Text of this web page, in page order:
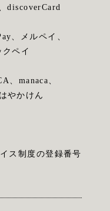
discoverCard
、メルペイ、
ペイ
、manaca、
やかけん
ス制度の登録番号